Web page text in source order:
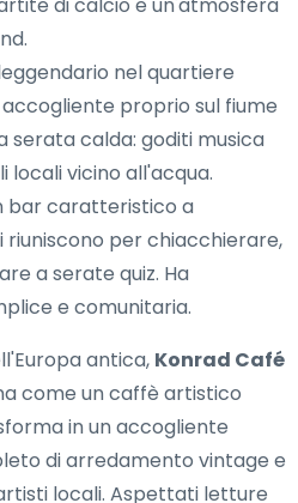
nel quartiere
proprio sul fiume
serata calda: goditi musica
locali vicino all'acqua.
bar caratteristico a
riuniscono per chiacchierare,
a serate quiz. Ha
e comunitaria.
antica, Konrad Café
come un caffè artistico
in un accogliente
di arredamento vintage e
locali. Aspettati letture